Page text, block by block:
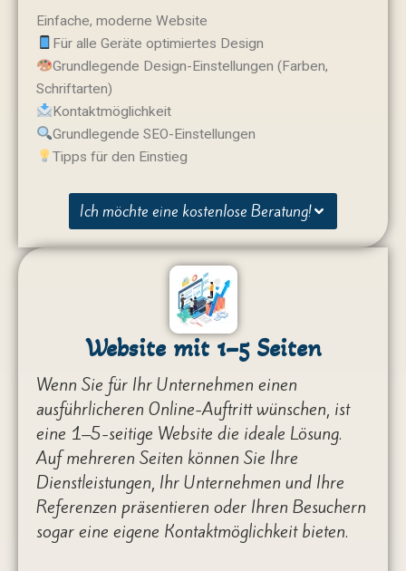
Einfache, moderne Website
Für alle Geräte optimiertes Design
Grundlegende Design-Einstellungen (Farben,
Schriftarten)
Kontaktmöglichkeit
Grundlegende SEO-Einstellungen
Tipps für den Einstieg
Ich möchte eine kostenlose Beratung!
Website mit 1–5 Seiten
Wenn Sie für Ihr Unternehmen einen
ausführlicheren Online-Auftritt wünschen, ist
eine 1–5-seitige Website die ideale Lösung.
Auf mehreren Seiten können Sie Ihre
Dienstleistungen, Ihr Unternehmen und Ihre
Referenzen präsentieren oder Ihren Besuchern
sogar eine eigene Kontaktmöglichkeit bieten.